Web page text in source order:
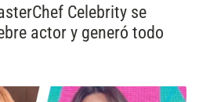
Celebrity se
actor y generó todo